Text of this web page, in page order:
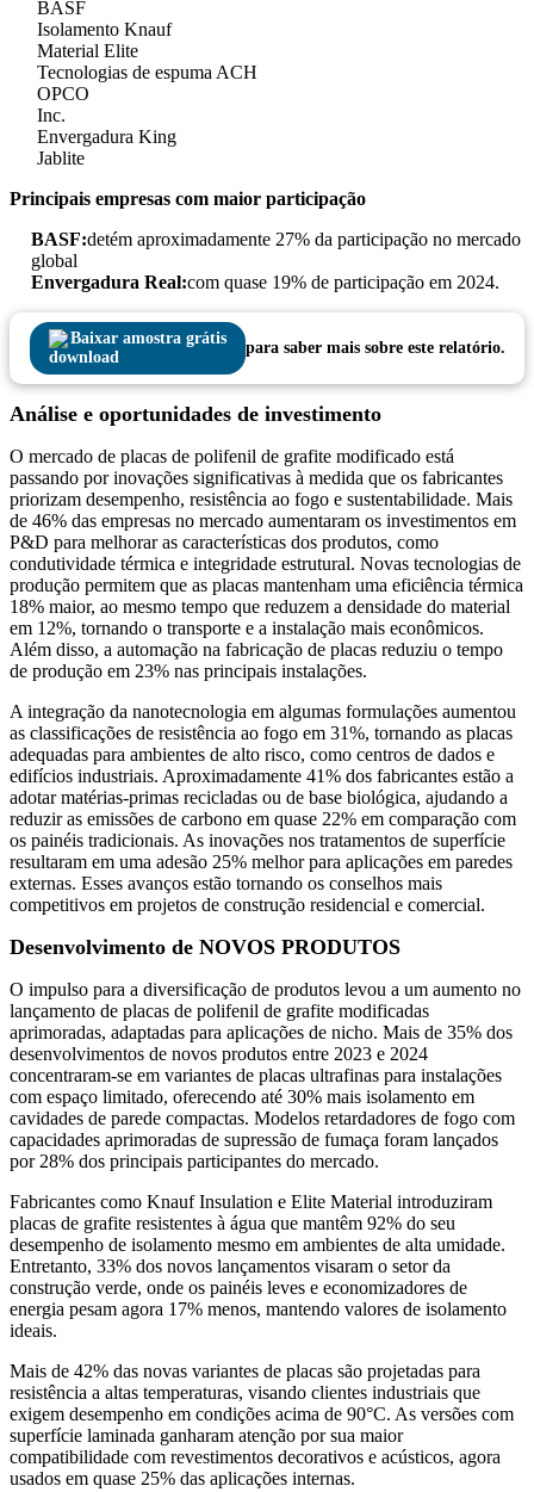
BASF
Isolamento Knauf
Material Elite
Tecnologias de espuma ACH
OPCO
Inc.
Envergadura King
Jablite
Principais empresas com maior participação
BASF:detém aproximadamente 27% da participação no mercado
global
Envergadura Real:com quase 19% de participação em 2024.
Baixar amostra grátis
para saber mais sobre este relatório.
Análise e oportunidades de investimento
O mercado de placas de polifenil de grafite modificado está
passando por inovações significativas à medida que os fabricantes
priorizam desempenho, resistência ao fogo e sustentabilidade. Mais
de 46% das empresas no mercado aumentaram os investimentos em
P&D para melhorar as características dos produtos, como
condutividade térmica e integridade estrutural. Novas tecnologias de
produção permitem que as placas mantenham uma eficiência térmica
18% maior, ao mesmo tempo que reduzem a densidade do material
em 12%, tornando o transporte e a instalação mais econômicos.
Além disso, a automação na fabricação de placas reduziu o tempo
de produção em 23% nas principais instalações.
A integração da nanotecnologia em algumas formulações aumentou
as classificações de resistência ao fogo em 31%, tornando as placas
adequadas para ambientes de alto risco, como centros de dados e
edifícios industriais. Aproximadamente 41% dos fabricantes estão a
adotar matérias-primas recicladas ou de base biológica, ajudando a
reduzir as emissões de carbono em quase 22% em comparação com
os painéis tradicionais. As inovações nos tratamentos de superfície
resultaram em uma adesão 25% melhor para aplicações em paredes
externas. Esses avanços estão tornando os conselhos mais
competitivos em projetos de construção residencial e comercial.
Desenvolvimento de NOVOS PRODUTOS
O impulso para a diversificação de produtos levou a um aumento no
lançamento de placas de polifenil de grafite modificadas
aprimoradas, adaptadas para aplicações de nicho. Mais de 35% dos
desenvolvimentos de novos produtos entre 2023 e 2024
concentraram-se em variantes de placas ultrafinas para instalações
com espaço limitado, oferecendo até 30% mais isolamento em
cavidades de parede compactas. Modelos retardadores de fogo com
capacidades aprimoradas de supressão de fumaça foram lançados
por 28% dos principais participantes do mercado.
Fabricantes como Knauf Insulation e Elite Material introduziram
placas de grafite resistentes à água que mantêm 92% do seu
desempenho de isolamento mesmo em ambientes de alta umidade.
Entretanto, 33% dos novos lançamentos visaram o setor da
construção verde, onde os painéis leves e economizadores de
energia pesam agora 17% menos, mantendo valores de isolamento
ideais.
Mais de 42% das novas variantes de placas são projetadas para
resistência a altas temperaturas, visando clientes industriais que
exigem desempenho em condições acima de 90°C. As versões com
superfície laminada ganharam atenção por sua maior
compatibilidade com revestimentos decorativos e acústicos, agora
usados ​​em quase 25% das aplicações internas.